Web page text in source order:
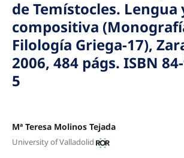
de Temístocles. Lengua
compositiva
Filología Griega-17),
2006, 484 págs. ISBN
5
Mª Teresa Molinos Tejada
University of Valladolid